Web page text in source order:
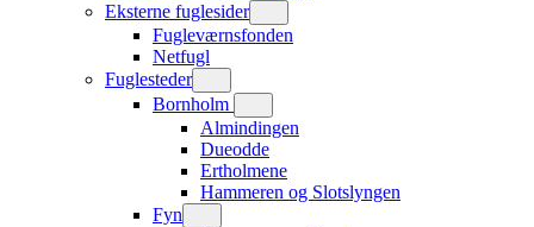
Eksterne fuglesider
Fugleværnsfonden
Netfugl
Fuglesteder
Bornholm
Almindingen
Dueodde
Ertholmene
Hammeren og Slotslyngen
Fyn